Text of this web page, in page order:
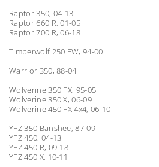
Raptor 350, 04-13
Raptor 660 R, 01-05
Raptor 700 R, 06-18
Timberwolf 250 FW, 94-00
Warrior 350, 88-04
Wolverine 350 FX, 95-05
Wolverine 350 X, 06-09
Wolverine 450 FX 4x4, 06-10
YFZ 350 Banshee, 87-09
YFZ 450, 04-13
YFZ 450 R, 09-18
YFZ 450 X, 10-11